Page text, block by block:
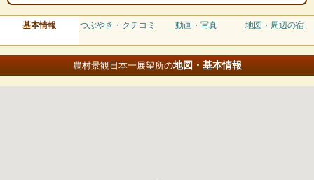
基本情報 つぶやき・クチコミ 動画・写真 地図・周辺の宿
農村景観日本一展望所の地図・基本情報